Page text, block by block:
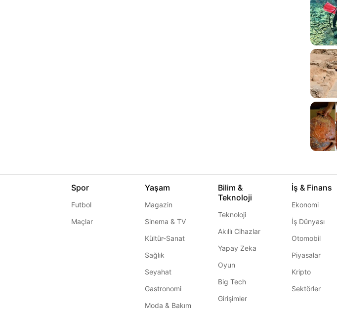
Spor
Futbol
Maçlar
Yaşam
Magazin
Sinema & TV
Kültür-Sanat
Sağlık
Seyahat
Gastronomi
Moda & Bakım
Bilim &
Teknoloji
Teknoloji
Akıllı Cihazlar
Yapay Zeka
Oyun
Big Tech
Girişimler
İş & Finans
Ekonomi
İş Dünyası
Otomobil
Piyasalar
Kripto
Sektörler